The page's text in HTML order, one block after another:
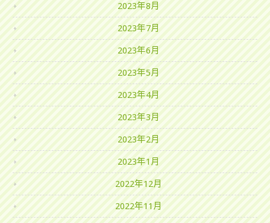
2023年8月
2023年7月
2023年6月
2023年5月
2023年4月
2023年3月
2023年2月
2023年1月
2022年12月
2022年11月